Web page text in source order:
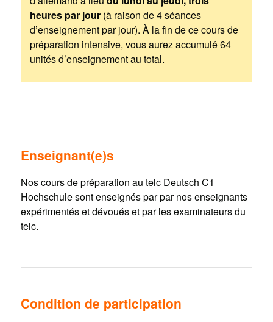
heures par jour (à raison de 4 séances
d’enseignement par jour). À la fin de ce cours de
préparation intensive, vous aurez accumulé 64
unités d’enseignement au total.
Enseignant(e)s
Nos cours de préparation au telc Deutsch C1
Hochschule sont enseignés par par nos enseignants
expérimentés et dévoués et par les examinateurs du
telc.
Condition de participation